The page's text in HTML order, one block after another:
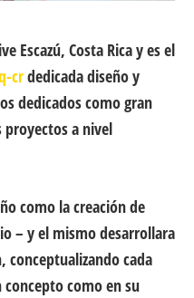
Escazú, Costa Rica y es el
crdedicada diseño y
dedicados como gran
proyectos a nivel
como la creación de
– y el mismo desarrollara
conceptualizando cada
como en su